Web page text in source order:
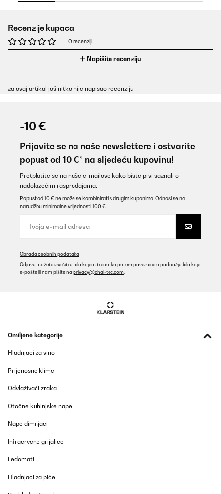
Recenzije kupaca
O recenziji
Napišite recenziju
za ovaj artikal još nitko nije napisao recenziju
-10 €
Prijavite se na naše newslettere i ostvarite
popust od 10 €* na sljedeću kupovinu!
Pretplatite se na naše e-mailove kako biste prvi saznali o
nadolazećim rasprodajama.
Popust od 10 € ne može se kombinirati s drugim kuponima. Odnosi se na
narudžbu minimalne vrijednosti 100 €.
Obrada osobnih podataka
Odjavu možete izvršiti u bilo kojem trenutku putem poveznice u podnožju bilo koje
e-pošte ili nam pišite na privacy@chal-tec.com
Omiljene kategorije
Hladnjaci za vino
Prijenosne klime
Odvlaživači zraka
Otočne kuhinjske nape
Nape dimnjaci
Infracrvene grijalice
Ledomati
Hladnjaci za piće